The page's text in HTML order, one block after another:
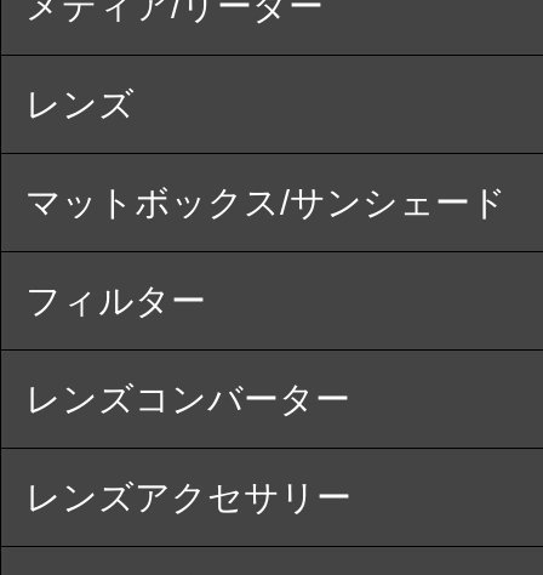
レンズ
マットボックス/サンシェード
フィルター
レンズコンバーター
レンズアクセサリー